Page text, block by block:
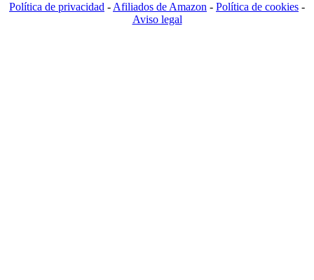
Política de privacidad - Afiliados de Amazon - Política de cookies -
Aviso legal